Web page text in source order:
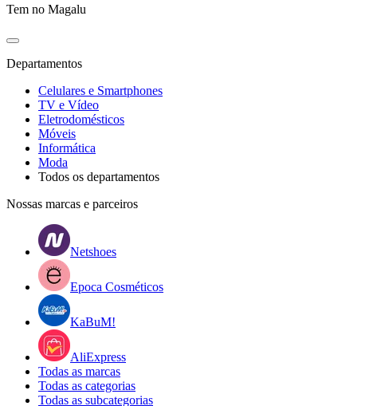
Tem no Magalu
Departamentos
Celulares e Smartphones
TV e Vídeo
Eletrodomésticos
Móveis
Informática
Moda
Todos os departamentos
Nossas marcas e parceiros
Netshoes
Epoca Cosméticos
KaBuM!
AliExpress
Todas as marcas
Todas as categorias
Todas as subcategorias